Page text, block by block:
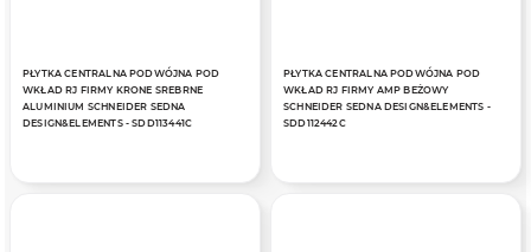
PŁYTKA CENTRALNA PODWÓJNA POD
WKŁAD RJ FIRMY KRONE SREBRNE
ALUMINIUM SCHNEIDER SEDNA
DESIGN&ELEMENTS - SDD113441C
PŁYTKA CENTRALNA PODWÓJNA POD
WKŁAD RJ FIRMY AMP BEŻOWY
SCHNEIDER SEDNA DESIGN&ELEMENTS -
SDD112442C